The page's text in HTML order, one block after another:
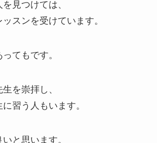
見つけては、
スンを受けています。
てもです。
を崇拝し、
習う人もいます。
と思います。